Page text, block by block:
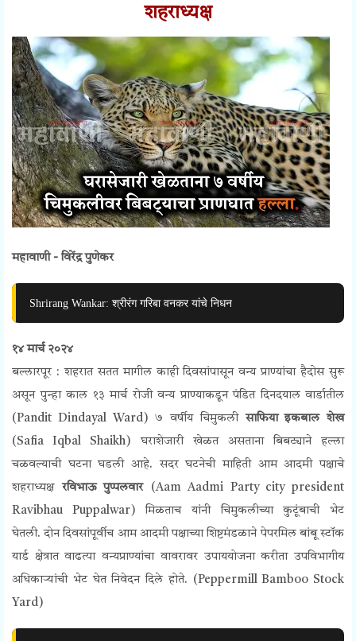
शहराध्यक्ष
महावाणी - विरेंद्र पुणेकर
Shrirang Wankar: श्रीरंग गरिबा वनकर यांचे निधन
१४ मार्च २०२४
बल्लारपूर : शहरात सतत मागील काही दिवसांपासून वन्य प्राण्यांचा हैदोस सुरू
असून पुन्हा काल १३ मार्च रोजी वन्य प्राण्याकडून पंडित दिनदयाल वार्डातील
(Pandit Dindayal Ward) ७ वर्षीय चिमुकली साफिया इकबाल शेख
( Safia Iqbal Shaikh) घराशेजारी खेळत असताना बिबट्याने हल्ला
चळवल्याची घटना घडली आहे. सदर घटनेची माहिती आम आदमी पक्षाचे
शहराध्यक्ष रविभाऊ पुप्पलवार(Aam Aadmi Party city president
Ravibhau Puppalwar)
मिळताचयांनी चिमुकलीच्या कुटूंबाची भेट
घेतली.दोन दिवसांपूर्वीच आम आदमी पक्षाच्या शिष्टमंडळाने पेपरमिल बांबू स्टाॅक
यार्ड क्षेत्रात वाढत्या वन्यप्राण्यांचा वावरावर उपाययोजना करीता उपविभागीय
अधिकाऱ्यांची भेट घेत निवेदन दिले होते. (Peppermill Bamboo Stock
Yard)